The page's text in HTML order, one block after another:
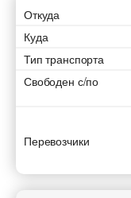
Откуда
Куда
Тип транспорта
Свободен с/по
Перевозчики